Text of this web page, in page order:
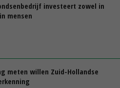
investeert zowel in
mensen
meten willen Zuid-Hollandse